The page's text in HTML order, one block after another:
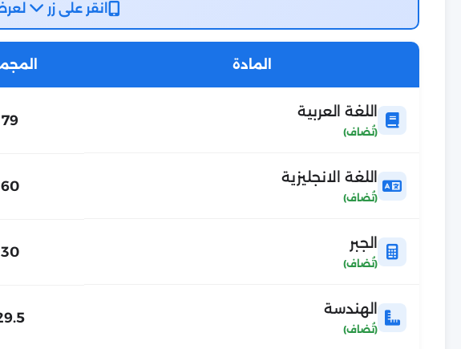
انقر على زر
المادة
اللغة العربية
79
اللغة الانجليزية
60
الجبر
30
الهندسة